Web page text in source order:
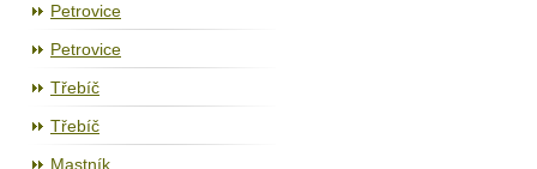
Petrovice
Petrovice
Třebíč
Třebíč
Mastník